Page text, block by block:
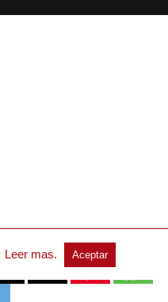
Leer mas. Aceptar